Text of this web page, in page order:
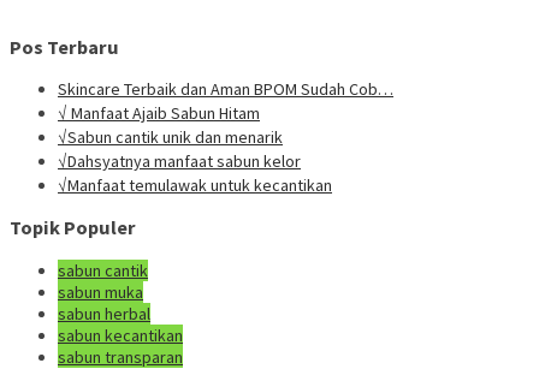
Pos Terbaru
Skincare Terbaik dan Aman BPOM Sudah Cob…
√ Manfaat Ajaib Sabun Hitam
√Sabun cantik unik dan menarik
√Dahsyatnya manfaat sabun kelor
√Manfaat temulawak untuk kecantikan
Topik Populer
sabun cantik
sabun muka
sabun herbal
sabun kecantikan
sabun transparan